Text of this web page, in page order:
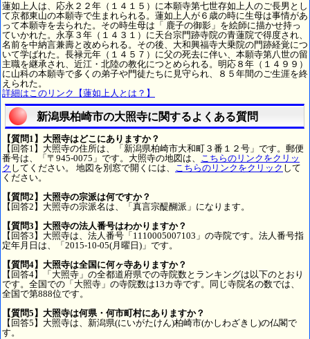
蓮如上人は、応永２２年（１４１５）に本願寺第七世存如上人のご長男とし
て京都東山の本願寺で生まれられる。蓮如上人が６歳の時に生母は事情があ
って本願寺を去られた。その時生母は「 鹿子の御影」を絵師に描かせ持っ
ていかれた。永享３年（１４３１）に天台宗門跡寺院の青蓮院で得度され、
名前を中納言兼壽と改められる。その後、大和興福寺大乗院の門跡経覚につ
いて学ばれた。長禄元年（１４５７）に父の死去に伴い、本願寺第八世の留
主職を継承され、近江・北陸の教化につとめられる。明応８年（１４９９）
に山科の本願寺で多くの弟子や門徒たちに見守られ、８５年間のご生涯を終
えられた。
詳細はこのリンク【蓮如上人とは？】
新潟県柏崎市の大照寺に関するよくある質問
【質問1】大照寺はどこにありますか？
【回答1】大照寺の住所は、「新潟県柏崎市大和町３番１２号」です。郵便
番号は、「〒945-0075」です。大照寺の地図は、 こちらのリンクをクリッ
ク してください。 地図を別窓で開くには、 こちらのリンクをクリック して
ください。
【質問2】大照寺の宗派は何ですか？
【回答2】大照寺の宗派名は、「真言宗醍醐派」になります。
【質問3】大照寺の法人番号はわかりますか？
【回答3】大照寺は、法人番号「1110005007103」の寺院です。法人番号指
定年月日は、「2015-10-05(月曜日)」です。
【質問4】大照寺は全国に何ヶ寺ありますか？
【回答4】「大照寺」の全都道府県での寺院数とランキングは以下のとおり
です。全国での「大照寺」の寺院数は13カ寺です。同じ寺院名の数では、
全国で第888位です。
【質問5】大照寺は何県・何市町村にありますか？
【回答5】大照寺は、新潟県(にいがたけん)柏崎市(かしわざきし)の仏閣で
す。